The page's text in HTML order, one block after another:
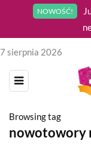
NOWOŚĆ!
7 sierpnia 2026
Browsing tag
nowotowory